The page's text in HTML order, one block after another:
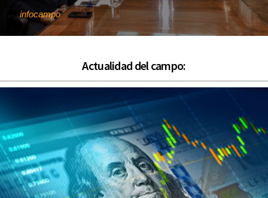
Porinfocampo
Actualidad del campo: